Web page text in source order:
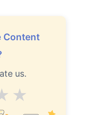
Content
us.
Excellent